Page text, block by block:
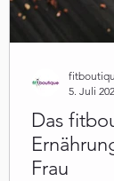
Das
Frau
5. Juli